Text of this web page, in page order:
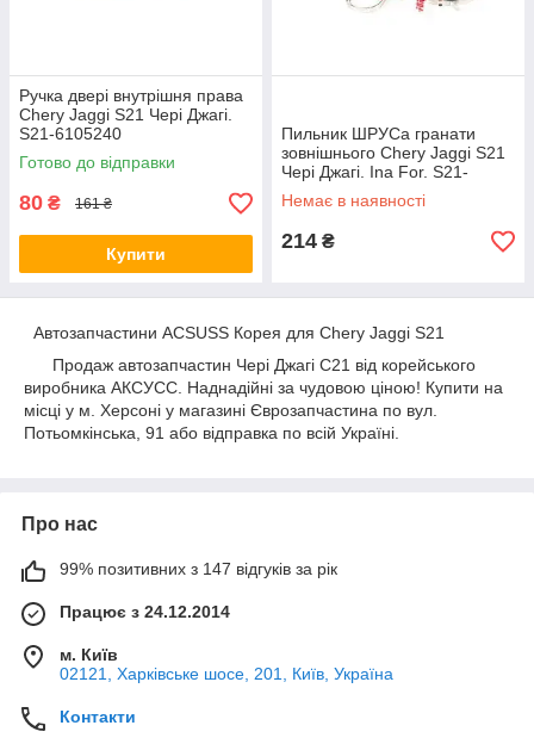
Ручка двері внутрішня права
Chery Jaggi S21 Чері Джагі.
S21-6105240
Готово до відправки
80 ₴ 161 ₴
Купити
Пильник ШРУСа гранати
зовнішнього Chery Jaggi S21
Чері Джагі. Ina For. S21-
XLb3aH2203111a
Немає в наявності
214 ₴
Автозапчастини ACSUSS Корея для Chery Jaggi S21
Продаж автозапчастин Чері Джагі С21 від корейського
виробника АКСУСС. Наднадійні за чудовою ціною! Купити на
місці у м. Херсоні у магазині Єврозапчастина по вул.
Потьомкінська, 91 або відправка по всій Україні.
Про нас
99% позитивних з 147 відгуків за рік
Працює з 24.12.2014
м. Київ
02121, Харківське шосе, 201, Київ, Україна
Контакти